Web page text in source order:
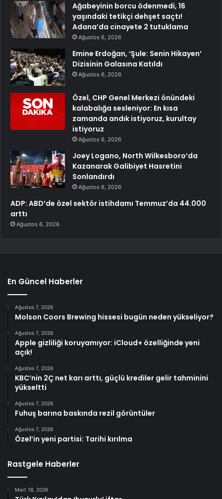
Ağabeyinin borcu ödenmedi, 16
yaşındaki tetikçi dehşet saçtı!
Adana’da cinayete 2 tutuklama
Ağustos 6, 2026
Emine Erdoğan, ‘Şule: Senin Hikayen’
Dizisinin Galasına Katıldı
Ağustos 6, 2026
Özel, CHP Genel Merkezi önündeki
kalabalığa sesleniyor: En kısa
zamanda andık istiyoruz, kurultay
istiyoruz
Ağustos 6, 2026
Joey Logano, North Wilkesboro’da
Kazanarak Galibiyet Hasretini
Sonlandırdı
Ağustos 6, 2026
ADP: ABD’de özel sektör istihdamı Temmuz’da 44.000
arttı
Ağustos 6, 2026
En Güncel Haberler
Ağustos 7, 2026
Molson Coors Brewing hissesi bugün neden yükseliyor?
Ağustos 7, 2026
Apple gizliliği koruyamıyor: iCloud+ özelliğinde yeni
açık!
Ağustos 7, 2026
KBC’nin 2Ç net karı arttı, güçlü krediler gelir tahminini
yükseltti
Ağustos 7, 2026
Fuhuş barına baskında rezil görüntüler
Ağustos 7, 2026
Özel’in yeni partisi: Tarihi kırılma
Rastgele Haberler
Mart 18, 2026